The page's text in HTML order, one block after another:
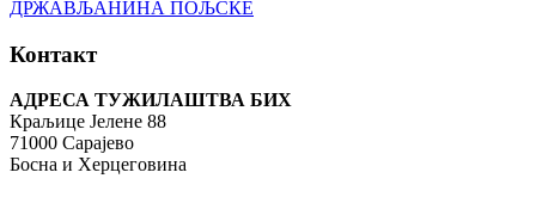
Контакт
АДРЕСА ТУЖИЛАШТВА БИХ
Краљице Јелене 88
71000 Сарајево
Босна и Херцеговина